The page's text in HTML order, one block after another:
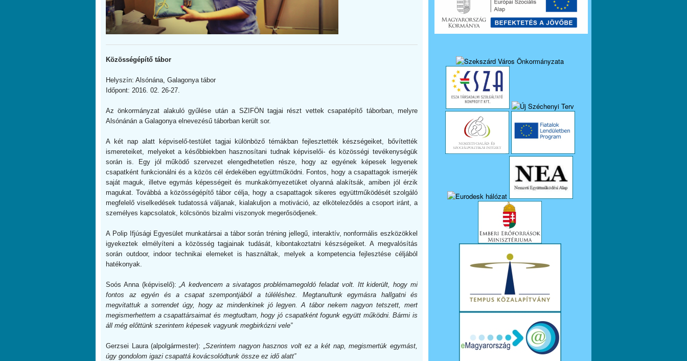
Közösségépítő tábor
Helyszín: Alsónána, Galagonya tábor
Időpont: 2016. 02. 26-27.
Az önkormányzat alakuló gyűlése után a SZIFÖN tagjai részt vettek csapatépítő táborban, melyre
Alsónánán a Galagonya elnevezésű táborban került sor.
A két nap alatt képviselő-testület tagjai különböző témákban fejlesztették készségeiket, bővítették
ismereteiket, melyeket a későbbiekben hasznosítani tudnak képviselői- és közösségi tevékenységük
során is. Egy jól működő szervezet elengedhetetlen része, hogy az egyének képesek legyenek
csapatként funkcionálni és a közös cél érdekében együttműködni. Fontos, hogy a csapattagok ismerjék
saját maguk, illetve egymás képességeit és munkakörnyezetüket olyanná alakítsák, amiben jól érzik
magukat. Továbbá a közösségépítő tábor célja, hogy a csapattagok sikeres együttműködését szolgáló
megfelelő viselkedések tudatossá váljanak, kialakuljon a motiváció, az elköteleződés a csoport iránt, a
személyes kapcsolatok, kölcsönös bizalmi viszonyok megerősödjenek.
A Polip Ifjúsági Egyesület munkatársai a tábor során tréning jellegű, interaktív, nonformális eszközökkel
igyekeztek elmélyíteni a közösség tagjainak tudását, kibontakoztatni készségeiket. A megvalósítás
során outdoor, indoor technikai elemeket is használtak, melyek a kompetencia fejlesztése céljából
hatékonyak.
Soós Anna (képviselő):„A kedvencem a sivatagos problémamegoldó feladat volt. Itt kiderült, hogy mi
fontos az egyén és a csapat szempontjából a túléléshez. Megtanultunk egymásra hallgatni és
megvitattuk a sorrendet úgy, hogy az mindenkinek jó legyen. A tábor nekem nagyon tetszett, mert
megismerhettem a csapattársaimat és megtudtam, hogy jó csapatként fogunk együtt működni. Bármi is
áll még előttünk szerintem képesek vagyunk megbirkózni vele”
Gerzsei Laura (alpolgármester): „Szerintem nagyon hasznos volt ez a két nap, megismertük egymást,
úgy gondolom igazi csapattá kovácsolódtunk össze ez idő alatt”